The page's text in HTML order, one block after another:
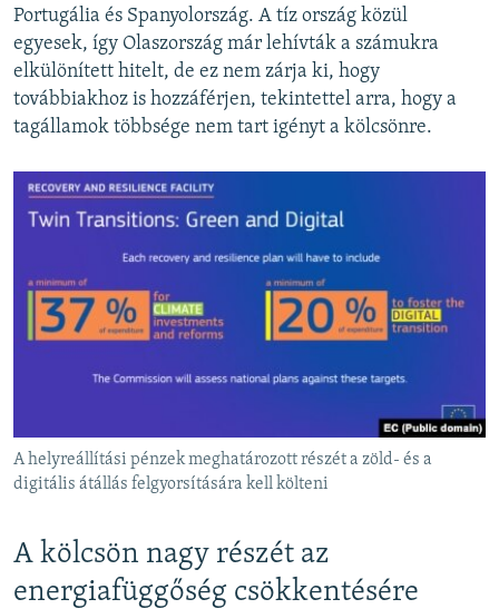
Portugália és Spanyolország. A tíz ország közül
egyesek, így Olaszország már lehívták a számukra
elkülönített hitelt, de ez nem zárja ki, hogy
továbbiakhoz is hozzáférjen, tekintettel arra, hogy a
tagállamok többsége nem tart igényt a kölcsönre.
A helyreállítási pénzek meghatározott részét a zöld- és a
digitális átállás felgyorsítására kell költeni
A kölcsön nagy részét az
energiafüggőség csökkentésére